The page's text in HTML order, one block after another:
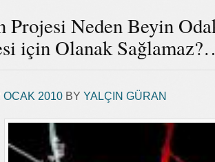
Neden Beyin
için Olanak
OCAK 2010 BY YALÇIN GÜRAN